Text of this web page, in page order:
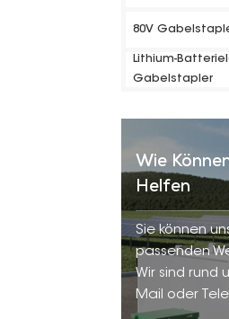
80V
Lithium-
Gabelstapler
Wie
Helfen
Sie können
passenden
Wir sind rund
Mail oder